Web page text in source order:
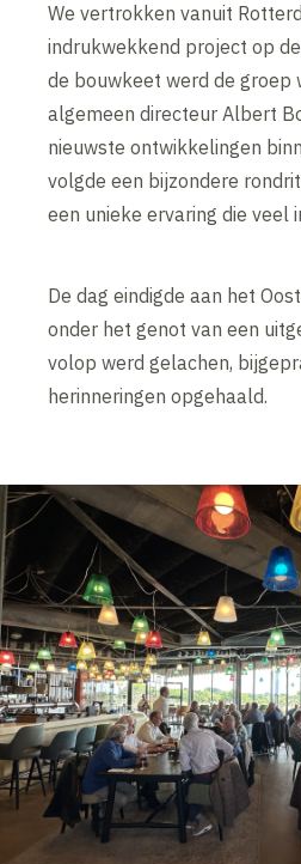
We vertrokken vanuit
indrukwekkend project op
de bouwkeet werd de groep
algemeen directeur Albert
nieuwste ontwikkelingen
volgde een bijzondere
een unieke ervaring die veel
De dag eindigde aan het
onder het genot van een
volop werd gelachen,
herinneringen opgehaald.